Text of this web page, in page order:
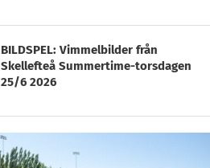
BILDSPEL: Vimmelbilder från
Skellefteå Summertime-torsdagen
25/6 2026